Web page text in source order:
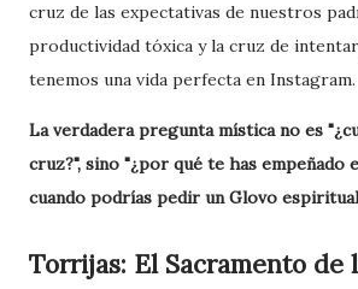
cruz de las expectativas de nuestros
productividad tóxica y la cruz de
tenemos una vida perfecta en Instagram.
La verdadera pregunta mística no es
cruz?", sino "¿por qué te has empeñado
cuando podrías pedir un Glovo
Torrijas: El Sacramento de